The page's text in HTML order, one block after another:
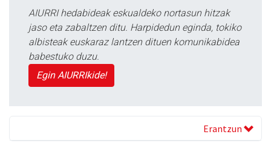
AIURRI hedabideak eskualdeko nortasun hitzak
jaso eta zabaltzen ditu. Harpidedun eginda, tokiko
albisteak euskaraz lantzen dituen komunikabidea
babestuko duzu.
Egin AIURRIkide!
Erantzun